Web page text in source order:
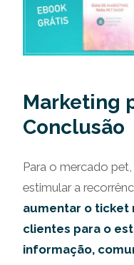
Marketing
Conclusão
Para o mercado
estimular a
aumentar o ticket
clientes para o
informação,